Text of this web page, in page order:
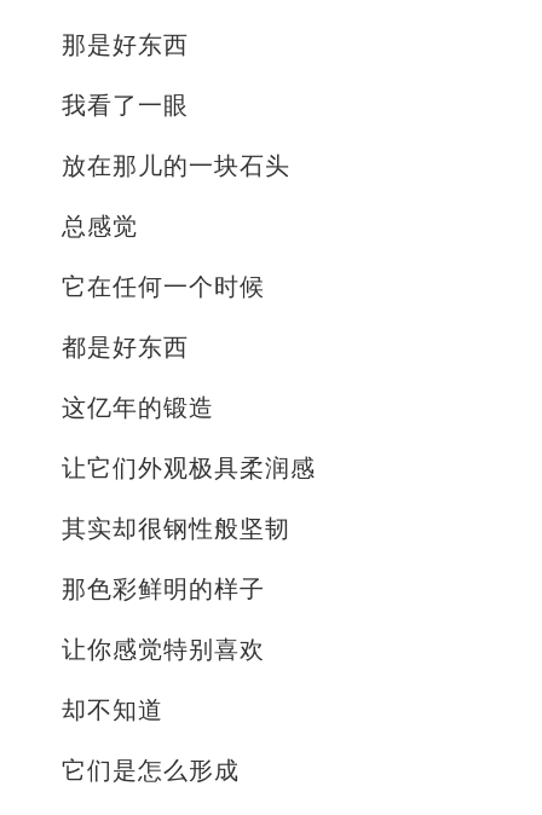
那是好东西
我看了一眼
放在那儿的一块石头
总感觉
它在任何一个时候
都是好东西
这亿年的锻造
让它们外观极具柔润感
其实却很钢性般坚韧
那色彩鲜明的样子
让你感觉特别喜欢
却不知道
它们是怎么形成